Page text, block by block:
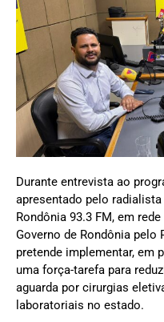
Durante entrevista ao
apresentado pelo
Rondônia 93.3 FM, em
Governo de Rondônia pelo
pretende implementar, em
uma força-tarefa para
aguarda por cirurgias
laboratoriais no estado.